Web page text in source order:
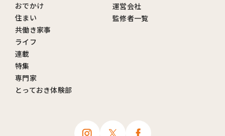
おでかけ
住まい
共働き家事
ライフ
連載
特集
専門家
とっておき体験部
運営会社
監修者一覧